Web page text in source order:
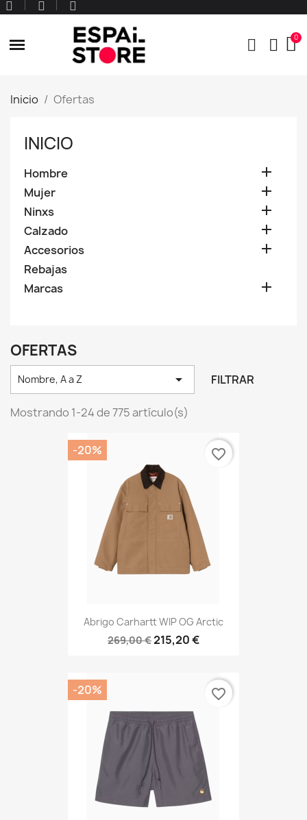
Inicio Ofertas
INICIO
Hombre 
Mujer 
Ninxs 
Calzado 
Accesorios 
Rebajas
Marcas

OFERTAS
Nombre, A a Z  FILTRAR
Mostrando 1-24 de 775 artículo(s)
Abrigo Carhartt WIP OG Arctic
269,00 €215,20 €
-20% favorite_border
-20% favorite_border